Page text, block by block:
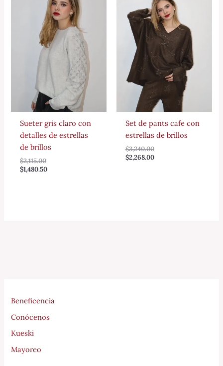
Beneficencia
Conócenos
Kueski
Mayoreo
Sueter gris claro con
detalles de estrellas
de brillos
$2,115.00
$1,480.50
Set de pants cafe con
estrellas de brillos
$3,240.00
$2,268.00